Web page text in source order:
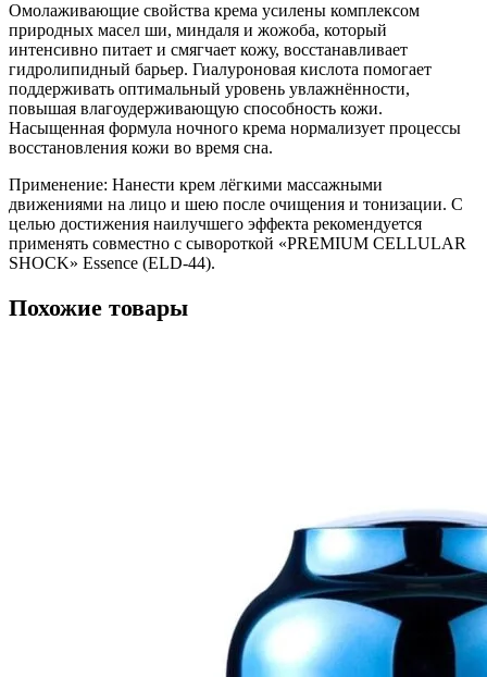
Омолаживающие свойства крема усилены комплексом
природных масел ши, миндаля и жожоба, который
интенсивно питает и смягчает кожу, восстанавливает
гидролипидный барьер. Гиалуроновая кислота помогает
поддерживать оптимальный уровень увлажнённости,
повышая влагоудерживающую способность кожи.
Насыщенная формула ночного крема нормализует процессы
восстановления кожи во время сна.
Применение: Нанести крем лёгкими массажными
движениями на лицо и шею после очищения и тонизации. С
целью достижения наилучшего эффекта рекомендуется
применять совместно с сывороткой «PREMIUM CELLULAR
SHOCK» Essencе (ELD-44).
Похожие товары